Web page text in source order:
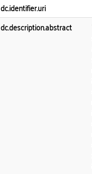
dc.identifier.uri
dc.description.abstract